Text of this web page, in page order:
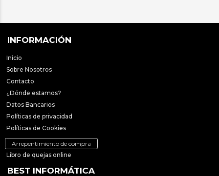
INFORMACIÓN
Inicio
Sobre Nosotros
Contacto
¿Dónde estamos?
Datos Bancarios
Políticas de privacidad
Políticas de Cookies
Arrepentimiento de compra
Libro de quejas online
BEST INFORMÁTICA